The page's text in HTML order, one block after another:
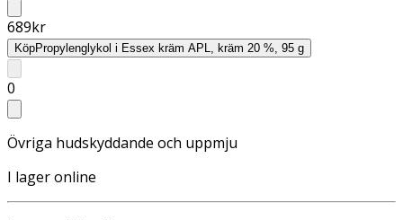
689kr
KöpPropylenglykol i Essex kräm APL, kräm 20 %, 95 g
0
Övriga hudskyddande och uppmju
I lager online